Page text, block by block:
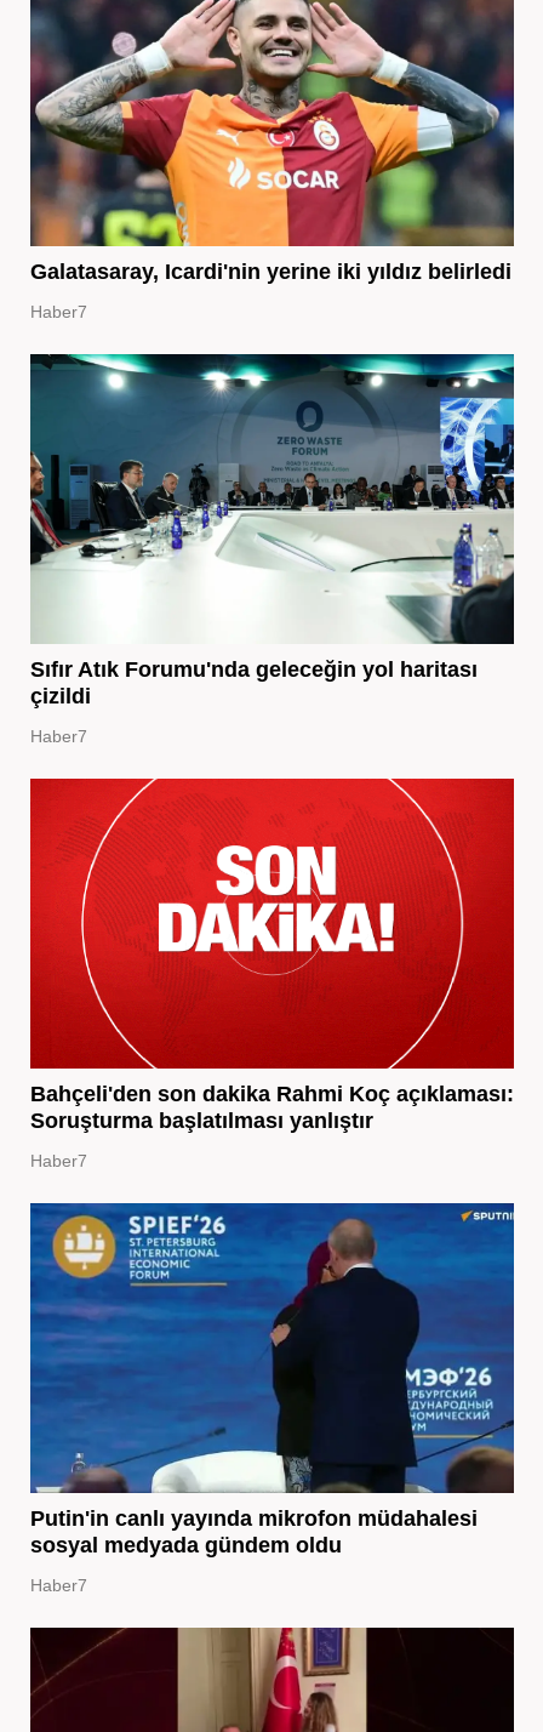
Galatasaray, Icardi'nin yerine iki yıldız belirledi
Haber7
Sıfır Atık Forumu'nda geleceğin yol haritası
çizildi
Haber7
Bahçeli'den son dakika Rahmi Koç açıklaması:
Soruşturma başlatılması yanlıştır
Haber7
Putin'in canlı yayında mikrofon müdahalesi
sosyal medyada gündem oldu
Haber7